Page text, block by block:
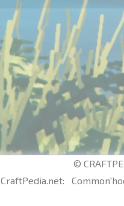
©
CraftPedia.net: